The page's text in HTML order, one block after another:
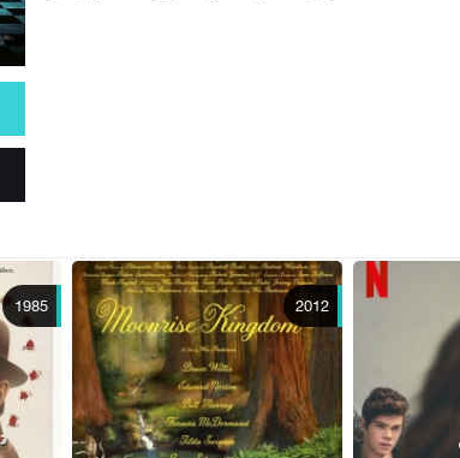
1985 2012